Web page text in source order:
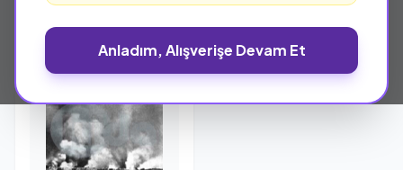
Anladım, Alışverişe Devam Et